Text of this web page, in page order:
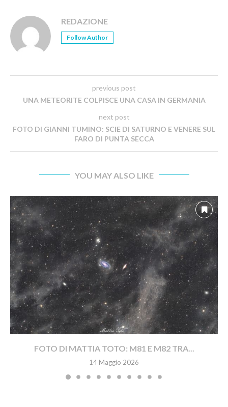
REDAZIONE
Follow Author
previous post
UNA METEORITE COLPISCE UNA CASA IN GERMANIA
next post
FOTO DI GIANNI TUMINO: SCIE DI SATURNO E VENERE SUL
FARO DI PUNTA SECCA
YOU MAY ALSO LIKE
FOTO DI MATTIA TOTO: M81 E M82 TRA...
14 Maggio 2026